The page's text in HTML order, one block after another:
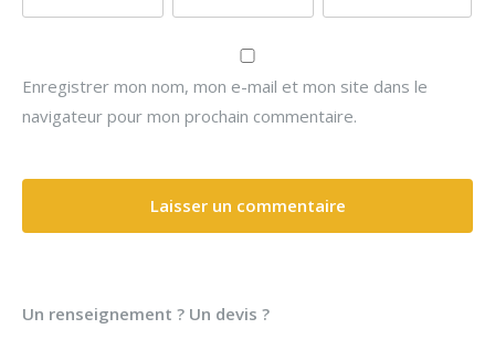
Enregistrer mon nom, mon e-mail et mon site dans le
navigateur pour mon prochain commentaire.
Un renseignement ? Un devis ?